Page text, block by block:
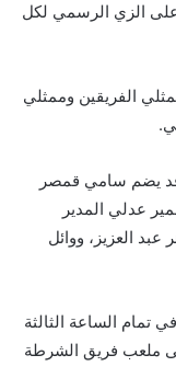
على الزي الرسمي لكل
الفريقين وممثلي
يضم سامي قمصر
عدلي المدير
عبد العزيز، ووائل
تمام الساعة الثالثة
ملعب فريق الشرطة